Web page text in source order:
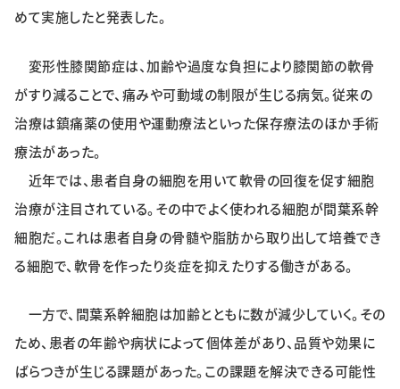
特集・企画
イベント
購読
学生記者募集 お問い合わせ
めて実施したと発表した。
変形性膝関節症は、加齢や過度な負担により膝関節の軟骨
がすり減ることで、痛みや可動域の制限が生じる病気。従来の
治療は鎮痛薬の使用や運動療法といった保存療法のほか手術
療法があった。
近年では、患者自身の細胞を用いて軟骨の回復を促す細胞
治療が注目されている。その中でよく使われる細胞が間葉系幹
細胞だ。これは患者自身の骨髄や脂肪から取り出して培養でき
る細胞で、軟骨を作ったり炎症を抑えたりする働きがある。
一方で、間葉系幹細胞は加齢とともに数が減少していく。その
ため、患者の年齢や病状によって個体差があり、品質や効果に
ばらつきが生じる課題があった。この課題を解決できる可能性